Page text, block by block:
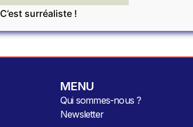
C’est surréaliste !
MENU
Qui sommes-nous ?
Newsletter